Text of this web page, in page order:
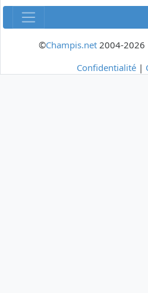
©Champis.net2004-2026
Confidentialité |